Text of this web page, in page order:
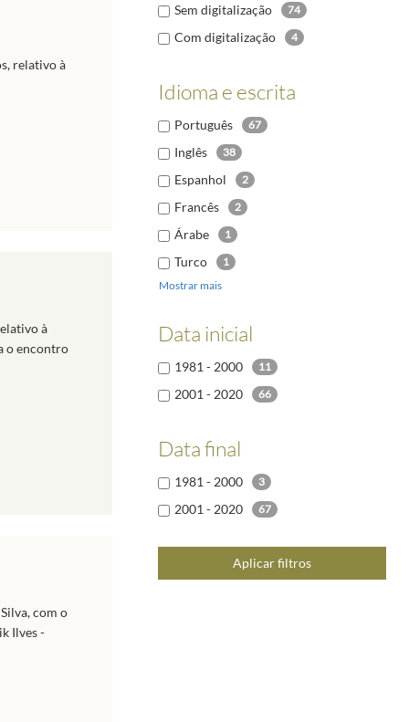
Sem digitalização 74
Com digitalização 4
Idioma e escrita
Português 67
Inglês 38
Espanhol 2
Francês 2
Árabe 1
Turco
1
Mostrar mais
Data inicial
1981 - 2000 11
2001 - 2020 66
Data final
1981 - 2000 3
2001 - 2020 67
Aplicar filtros
relativo à
à
o encontro
com o
Ilves -